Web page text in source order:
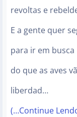
revoltas e
E a gente quer
para ir em busca
do que as aves
liberdad…
(…Continue